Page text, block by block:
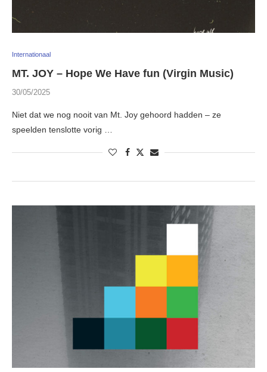
Internationaal
MT. JOY – Hope We Have fun (Virgin Music)
30/05/2025
Niet dat we nog nooit van Mt. Joy gehoord hadden – ze
speelden tenslotte vorig …